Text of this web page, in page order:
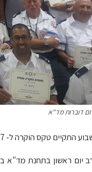
דוברות מד"א
ל- 37 מתנדבי מד"א, חובשים ופאראמדיקים מתחנת נתניה.
יום ראשון בתחנת מד"א